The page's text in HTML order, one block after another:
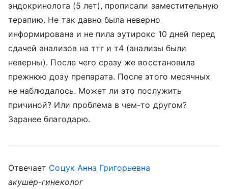
эндокринолога (5 лет), прописали заместительную
терапию. Не так давно была неверно
информирована и не пила эутирокс 10 дней перед
сдачей анализов на ттг и т4 (анализы были
неверны). После чего сразу же восстановила
прежнюю дозу препарата. После этого месячных
не наблюдалось. Может ли это послужить
причиной? Или проблема в чем-то другом?
Заранее благодарю.
Отвечает Соцук Анна Григорьевна
акушер-гинеколог